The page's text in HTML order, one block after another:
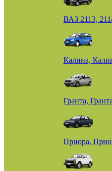
ВАЗ 2113,
Калина,
Гранта,
Приора,